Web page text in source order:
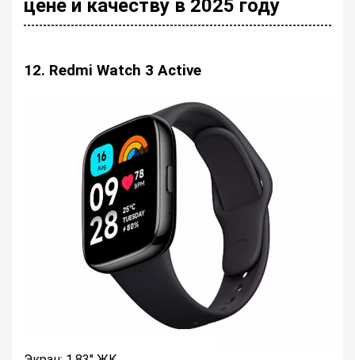
цене и качеству в 2025 году
12. Redmi Watch 3 Active